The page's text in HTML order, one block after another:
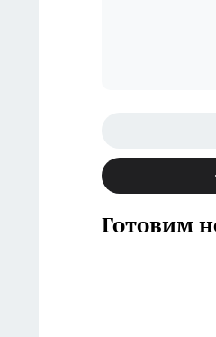
Готовим